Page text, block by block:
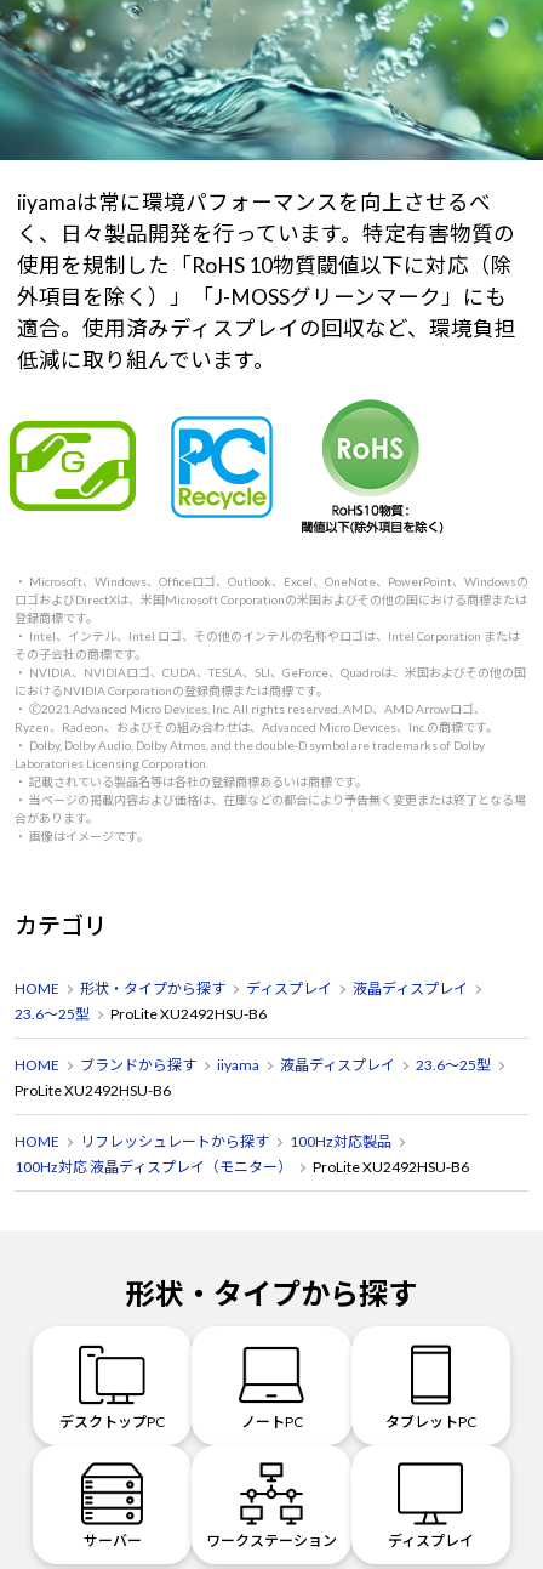
iiyamaは常に環境パフォーマンスを向上させるべ
く、日々製品開発を行っています。特定有害物質の
使用を規制した「RoHS 10物質閾値以下に対応（除
外項目を除く）」「J-MOSSグリーンマーク」にも
適合。使用済みディスプレイの回収など、環境負担
低減に取り組んでいます。
・ Microsoft、Windows、Officeロゴ、Outlook、Excel、OneNote、PowerPoint、Windowsの
ロゴおよびDirectXは、米国Microsoft Corporationの米国およびその他の国における商標または
登録商標です。
・ Intel、インテル、Intel ロゴ、その他のインテルの名称やロゴは、Intel Corporation または
その子会社の商標です。
・ NVIDIA、NVIDIAロゴ、CUDA、TESLA、SLI、GeForce、Quadroは、米国およびその他の国
におけるNVIDIA Corporationの登録商標または商標です。
・ 🄫2021 Advanced Micro Devices, Inc. All rights reserved. AMD、AMD Arrowロゴ、
Ryzen、Radeon、およびその組み合わせは、Advanced Micro Devices、Inc.の商標です。
・ Dolby, Dolby Audio, Dolby Atmos, and the double-D symbol are trademarks of Dolby
Laboratories Licensing Corporation.
・ 記載されている製品名等は各社の登録商標あるいは商標です。
・ 当ページの掲載内容および価格は、在庫などの都合により予告無く変更または終了となる場
合があります。
・ 画像はイメージです。
カテゴリ
HOME 形状・タイプから探す ディスプレイ
液晶ディスプレイ
23.6～25型
ProLite XU2492HSU-B6
HOME ブランドから探す iiyama 液晶ディスプレイ
23.6～25型
ProLite XU2492HSU-B6
HOME リフレッシュレートから探す
100Hz対応製品
100Hz対応 液晶ディスプレイ（モニター）
ProLite XU2492HSU-B6
形状・タイプから探す
デスクトップPC ノートPC タブレットPC
サーバー ワークステーション ディスプレイ